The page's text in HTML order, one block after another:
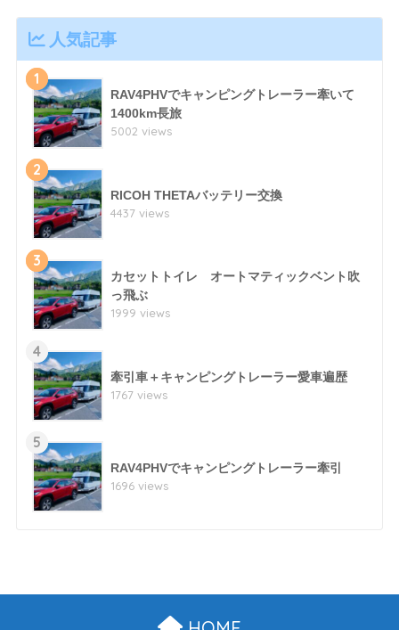
人気記事
1
RAV4PHVでキャンピングトレーラー牽いて
1400km長旅
5002 views
2
RICOH THETAバッテリー交換
4437 views
3
カセットトイレ オートマティックベント吹
っ飛ぶ
1999 views
4
牽引車＋キャンピングトレーラー愛車遍歴
1767 views
5
RAV4PHVでキャンピングトレーラー牽引
1696 views